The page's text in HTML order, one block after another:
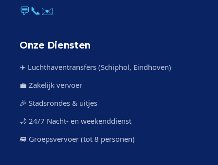
💬📞✉️
Onze Diensten
✈️ Luchthaventransfers (Schiphol, Eindhoven)
💼 Zakelijk vervoer
🎉 Stadsrondes & uitjes
🌙 24/7 Nacht- en weekenddienst
🚐 Groepsvervoer (tot 8 personen)